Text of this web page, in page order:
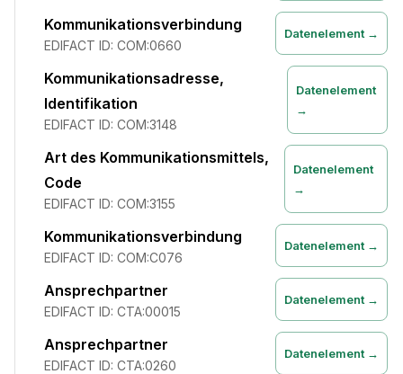
Kommunikationsverbindung
EDIFACT ID: COM:0660
Datenelement →
Kommunikationsadresse,
Identifikation
EDIFACT ID: COM:3148
Datenelement
→
Art des Kommunikationsmittels,
Code
EDIFACT ID: COM:3155
Datenelement
→
Kommunikationsverbindung
EDIFACT ID: COM:C076
Datenelement →
Ansprechpartner
EDIFACT ID: CTA:00015
Datenelement →
Ansprechpartner
EDIFACT ID: CTA:0260
Datenelement →